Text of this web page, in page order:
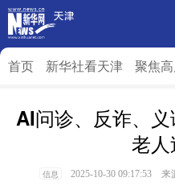
首页 新华社看天津 聚焦
AI问诊、反诈、
老
信息 2025-10-30 09:17:53 来